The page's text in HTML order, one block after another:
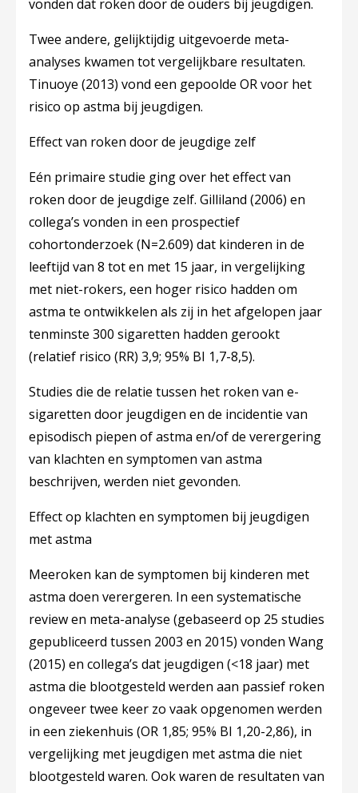
vonden dat roken door de ouders bij jeugdigen.
Twee andere, gelijktijdig uitgevoerde meta-
analyses kwamen tot vergelijkbare resultaten.
Tinuoye (2013) vond een gepoolde OR voor het
risico op astma bij jeugdigen.
Effect van roken door de jeugdige zelf
Eén primaire studie ging over het effect van
roken door de jeugdige zelf. Gilliland (2006) en
collega’s vonden in een prospectief
cohortonderzoek (N=2.609) dat kinderen in de
leeftijd van 8 tot en met 15 jaar, in vergelijking
met niet-rokers, een hoger risico hadden om
astma te ontwikkelen als zij in het afgelopen jaar
tenminste 300 sigaretten hadden gerookt
(relatief risico (RR) 3,9; 95% BI 1,7-8,5).
Studies die de relatie tussen het roken van e-
sigaretten door jeugdigen en de incidentie van
episodisch piepen of astma en/of de verergering
van klachten en symptomen van astma
beschrijven, werden niet gevonden.
Effect op klachten en symptomen bij jeugdigen
met astma
Meeroken kan de symptomen bij kinderen met
astma doen verergeren. In een systematische
review en meta-analyse (gebaseerd op 25 studies
gepubliceerd tussen 2003 en 2015) vonden Wang
(2015) en collega’s dat jeugdigen (<18 jaar) met
astma die blootgesteld werden aan passief roken
ongeveer twee keer zo vaak opgenomen werden
in een ziekenhuis (OR 1,85; 95% BI 1,20-2,86), in
vergelijking met jeugdigen met astma die niet
blootgesteld waren. Ook waren de resultaten van